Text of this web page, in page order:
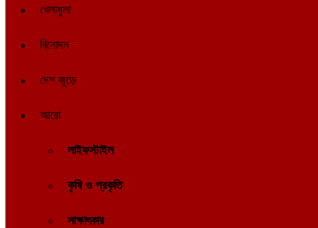
খেলাধুলা
বিনোদন
দেশ জুড়ে
আরো
লাইফস্টাইল
কৃষি ও প্রকৃতি
সাক্ষাৎকার